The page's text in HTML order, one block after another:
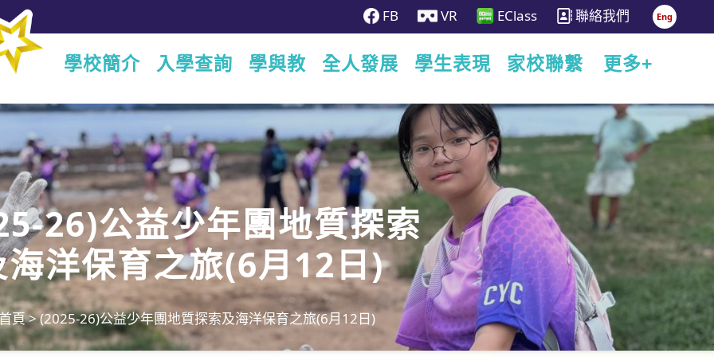
FB VR EClass 聯絡我們 Eng
學校簡介 入學查詢 學與教 全人發展 學生表現 家校聯繫 更多+
26)公益少年團地質探索
海洋保育之旅(6月12日)
頁>(2025-26)公益少年團地質探索及海洋保育之旅(6月12日)